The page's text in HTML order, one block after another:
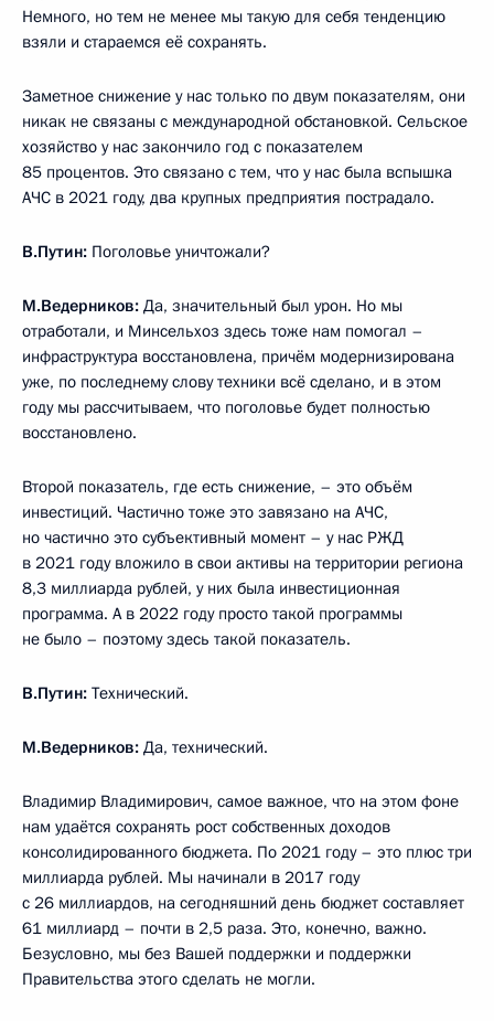
Немного, но тем не менее мы такую для себя тенденцию
взяли и стараемся её сохранять.
Заметное снижение у нас только по двум показателям, они
никак не связаны с международной обстановкой. Сельское
хозяйство у нас закончило год с показателем
85 процентов. Это связано с тем, что у нас была вспышка
АЧС в 2021 году, два крупных предприятия пострадало.
В.Путин: Поголовье уничтожали?
М.Ведерников: Да, значительный был урон. Но мы
отработали, и Минсельхоз здесь тоже нам помогал –
инфраструктура восстановлена, причём модернизирована
уже, по последнему слову техники всё сделано, и в этом
году мы рассчитываем, что поголовье будет полностью
восстановлено.
Второй показатель, где есть снижение, – это объём
инвестиций. Частично тоже это завязано на АЧС,
но частично это субъективный момент – у нас РЖД
в 2021 году вложило в свои активы на территории региона
8,3 миллиарда рублей, у них была инвестиционная
программа. А в 2022 году просто такой программы
не было – поэтому здесь такой показатель.
В.Путин: Технический.
М.Ведерников: Да, технический.
Владимир Владимирович, самое важное, что на этом фоне
нам удаётся сохранять рост собственных доходов
консолидированного бюджета. По 2021 году – это плюс три
миллиарда рублей. Мы начинали в 2017 году
с 26 миллиардов, на сегодняшний день бюджет составляет
61 миллиард – почти в 2,5 раза. Это, конечно, важно.
Безусловно, мы без Вашей поддержки и поддержки
Правительства этого сделать не могли.